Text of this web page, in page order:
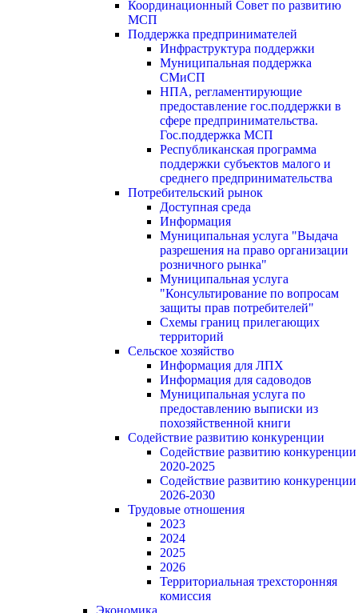
Координационный Совет по развитию
МСП
Поддержка предпринимателей
Инфраструктура поддержки
Муниципальная поддержка
СМиСП
НПА, регламентирующие
предоставление гос.поддержки в
сфере предпринимательства.
Гос.поддержка МСП
Республиканская программа
поддержки субъектов малого и
среднего предпринимательства
Потребительский рынок
Доступная среда
Информация
Муниципальная услуга "Выдача
разрешения на право организации
розничного рынка"
Муниципальная услуга
"Консультирование по вопросам
защиты прав потребителей"
Схемы границ прилегающих
территорий
Сельское хозяйство
Информация для ЛПХ
Информация для садоводов
Муниципальная услуга по
предоставлению выписки из
похозяйственной книги
Содействие развитию конкуренции
Содействие развитию конкуренции
2020-2025
Содействие развитию конкуренции
2026-2030
Трудовые отношения
2023
2024
2025
2026
Территориальная трехсторонняя
комиссия